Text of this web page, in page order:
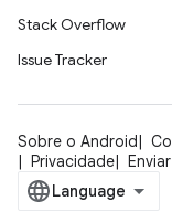
Stack Overflow
Issue Tracker
Sobre o Android
Privacidade